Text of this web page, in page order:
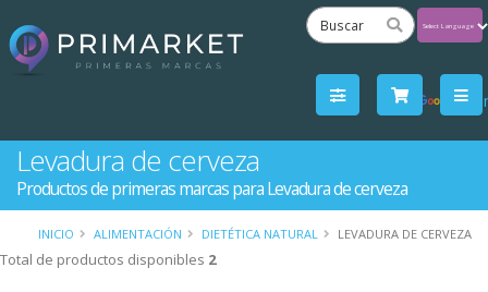
by
Levadura de cerveza
Productos de primeras marcas para Levadura de cerveza
INICIO ALIMENTACIÓN DIETÉTICA NATURAL LEVADURA DE CERVEZA
Total de productos disponibles 2